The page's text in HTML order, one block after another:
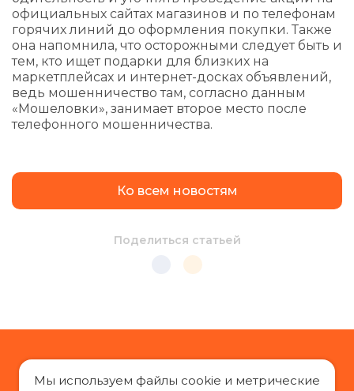
официальных сайтах магазинов и по телефонам
горячих линий до оформления покупки. Также
она напомнила, что осторожными следует быть и
тем, кто ищет подарки для близких на
маркетплейсах и интернет-досках объявлений,
ведь мошенничество там, согласно данным
«Мошеловки», занимает второе место после
телефонного мошенничества.
Ко всем новостям
Поделиться статьей
Мы используем файлы cookie и метрические